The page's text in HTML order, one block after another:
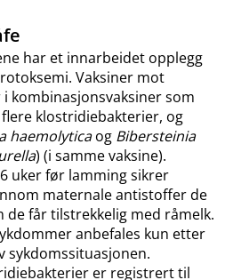
har et innarbeidet opplegg
Vaksiner mot
kombinasjonsvaksiner som
klostridiebakterier, og
haemolyticaog Bibersteinia
) (i samme vaksine).
uker før lamming sikrer
maternale antistoffer de
de får tilstrekkelig med råmelk.
anbefales kun etter
sykdomssituasjonen.
er registrert til